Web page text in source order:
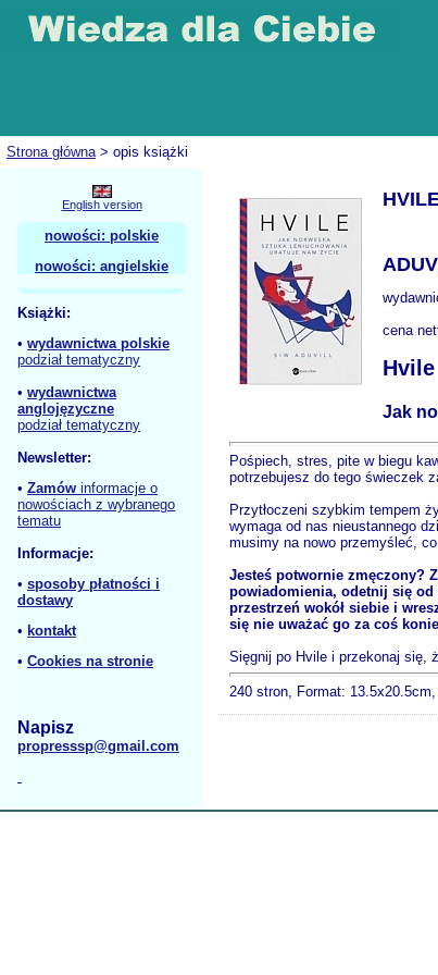
Strona główna> opis książki
English version
nowości: polskie
nowości: angielskie
Książki:
• wydawnictwa polskie
podział tematyczny
• wydawnictwa
anglojęzyczne
podział tematyczny
Newsletter:
• Zamów informacje o
nowościach z wybranego
tematu
Informacje:
• sposoby płatności i
dostawy
• kontakt
• Cookies na stronie
Napisz
propresssp@gmail.com
cena
Hvile
Jak
Pośpiech, stres, pite w biegu
potrzebujesz do tego świeczek
Przytłoczeni szybkim tempem
wymaga od nas nieustannego
musimy na nowo przemyśleć,
Jesteś potwornie zmęczony?
powiadomienia, odetnij się od
przestrzeń wokół siebie i
się nie uważać go za coś
Sięgnij po Hvile i przekonaj się,
240 stron, Format: